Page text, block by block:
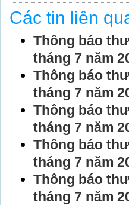
Các tin liên
Thông báo
tháng 7 năm
Thông báo
tháng 7 năm
Thông báo
tháng 7 năm
Thông báo
tháng 7 năm
Thông báo
tháng 7 năm